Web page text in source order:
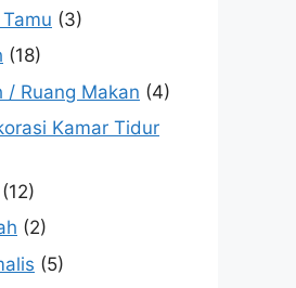
(3)
(18)
/ Ruang Makan (4)
Kamar Tidur
(12)
(2)
(5)